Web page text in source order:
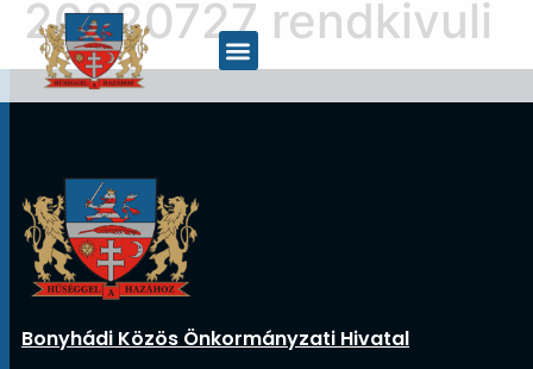
20220727 rendkivuli
Bonyhádi Közös Önkormányzati Hivatal